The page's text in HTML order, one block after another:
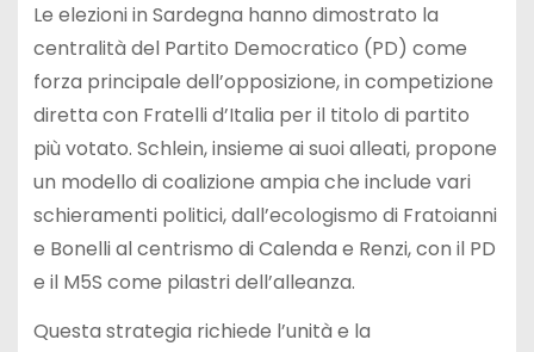
Le elezioni in Sardegna hanno dimostrato la
centralità del Partito Democratico (PD) come
forza principale dell’opposizione, in competizione
diretta con Fratelli d’Italia per il titolo di partito
più votato. Schlein, insieme ai suoi alleati, propone
un modello di coalizione ampia che include vari
schieramenti politici, dall’ecologismo di Fratoianni
e Bonelli al centrismo di Calenda e Renzi, con il PD
e il M5S come pilastri dell’alleanza.
Questa strategia richiede l’unità e la